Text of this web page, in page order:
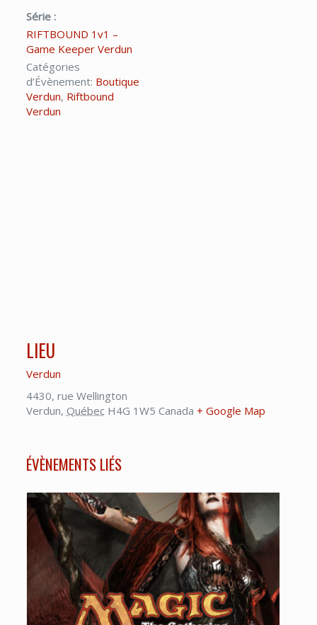
Série :
RIFTBOUND 1v1 –
Game Keeper Verdun
Catégories
d’Évènement: Boutique
Verdun, Riftbound
Verdun
LIEU
Verdun
4430, rue Wellington
Verdun, Québec H4G 1W5 Canada + Google Map
ÉVÈNEMENTS LIÉS